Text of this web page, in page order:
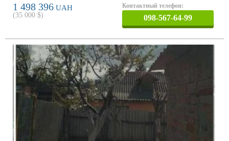
1 498 396 UAH
(35 000 $)
Контактный телефон:
098-567-64-99